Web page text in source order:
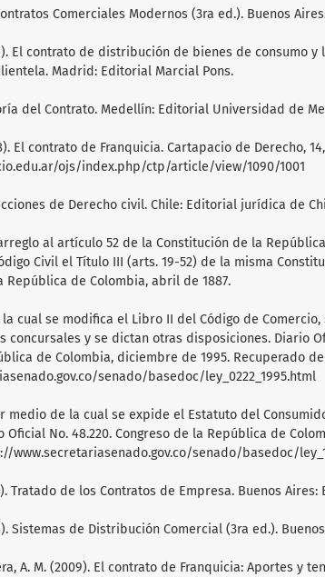
Comerciales Modernos (3ra ed.). Buenos
El contrato de distribución de bienes de consumo y
Madrid: Editorial Marcial Pons.
del Contrato. Medellín: Editorial Universidad de
El contrato de Franquicia. Cartapacio de Derecho,
ojs/index.php/ctp/article/view/1090/1001
de Derecho civil. Chile: Editorial jurídica de
arreglo al artículo 52 de la Constitución de la
Civil el Título III (arts. 19-52) de la misma
República de Colombia, abril de 1887.
la cual se modifica el Libro II del Código de
concursales y se dictan otras disposiciones. Diario
de Colombia, diciembre de 1995. Recuperado de
senado/basedoc/ley_0222_1995.html
medio de la cual se expide el Estatuto del
No. 48.220. Congreso de la República de
www.secretariasenado.gov.co/senado/basedoc/
Tratado de los Contratos de Empresa. Buenos
Sistemas de Distribución Comercial (3ra ed.).
A. M. (2009). El contrato de Franquicia: Aportes y